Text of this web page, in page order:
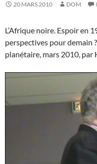
20 MARS 2010 DOM
L’Afrique noire. Espoir en
perspectives pour demain
planétaire, mars 2010,